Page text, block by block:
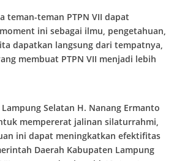
teman-teman PTPN VII dapat
ini sebagai ilmu, pengetahuan,
dapatkan langsung dari tempatnya,
membuat PTPN VII menjadi lebih
Selatan H. Nanang Ermanto
mempererat jalinan silaturrahmi,
ini dapat meningkatkan efektifitas
Daerah Kabupaten Lampung